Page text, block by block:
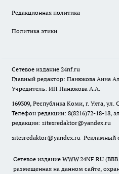
Редакционная политика
Политика этики
Сетевое издание 24nf.ru
Главный редактор: Панюкова Анна
Учредитель: ИП Панюкова А.А.
169309, Республика Коми, г. Ухта, ул.
Телефон редакции: 8(8216)72-18-18,
редакции: sitesredaktor@yandex.ru
sitesredaktor@yandex.ru Рекламный
Сетевое издание WWW.24NF.RU
размещенная на данном сайте,